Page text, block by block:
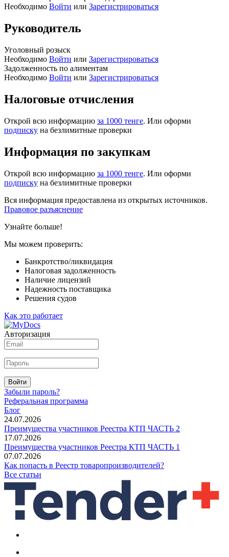
Необходимо Войти или Зарегистрироваться
Руководитель
Уголовный розыск
Необходимо Войти или Зарегистрироваться
Задолженность по алиментам
Необходимо Войти или Зарегистрироваться
Налоговые отчисления
Открой всю информацию за 1000 тенге. Или оформи
подписку на безлимитные проверки
Информация по закупкам
Открой всю информацию за 1000 тенге. Или оформи
подписку на безлимитные проверки
Вся информация предоставлена из открытых источников.
Правовое разъяснение
Узнайте больше!
Мы можем проверить:
Банкротство/ликвидация
Налоговая задолженность
Наличие лицензий
Надежность поставщика
Решения судов
Как это работает
Авторизация
Войти
Забыли пароль?
Реферальная программа
Блог
24.07.2026
Преимущества участников Реестра КТП ЧАСТЬ 2
17.07.2026
Преимущества участников Реестра КТП ЧАСТЬ 1
07.07.2026
Как попасть в Реестр товаропроизводителей?
Все статьи